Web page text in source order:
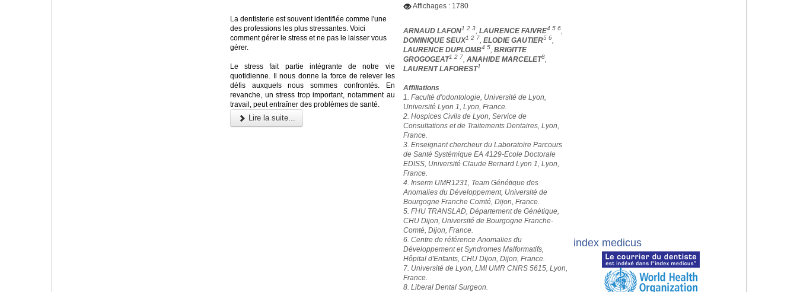
La dentisterie est souvent identifiée comme l'une
des professions les plus stressantes. Voici
comment gérer le stress et ne pas le laisser vous
gérer.
Le stress fait partie intégrante de notre vie
quotidienne. Il nous donne la force de relever les
défis auxquels nous sommes confrontés. En
revanche, un stress trop important, notamment au
travail, peut entraîner des problèmes de santé.
Lire la suite...
Affichages : 1780
ARNAUD LAFON1 2 3,LAURENCE FAIVRE4 5 6,
DOMINIQUE SEUX1 2 7,ELODIE GAUTIER5 6,
LAURENCE DUPLOMB4 5,BRIGITTE
GROGOGEAT1 2 7,ANAHIDE MARCELET8,
LAURENT LAFOREST1
Affiliations
1. Faculté d'odontologie, Université de Lyon,
Université Lyon 1, Lyon, France.
2. Hospices Civils de Lyon, Service de
Consultations et de Traitements Dentaires, Lyon,
France.
3. Enseignant chercheur du Laboratoire Parcours
de Santé Systémique EA 4129-Ecole Doctorale
EDISS, Université Claude Bernard Lyon 1, Lyon,
France.
4. Inserm UMR1231, Team Génétique des
Anomalies du Développement, Université de
Bourgogne Franche Comté, Dijon, France.
5. FHU TRANSLAD, Département de Génétique,
CHU Dijon, Université de Bourgogne Franche-
Comté, Dijon, France.
6. Centre de référence Anomalies du
Développement et Syndromes Malformatifs,
Hôpital d'Enfants, CHU Dijon, Dijon, France.
7. Université de Lyon, LMI UMR CNRS 5615, Lyon,
France.
8. Liberal Dental Surgeon.
index medicus